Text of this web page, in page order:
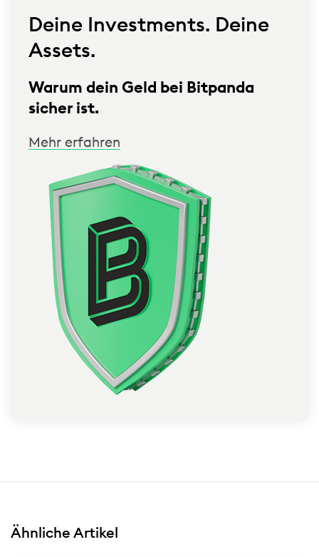
Deine Investments. Deine
Assets.
Warum dein Geld bei Bitpanda
sicher ist.
Mehr erfahren
Ähnliche Artikel